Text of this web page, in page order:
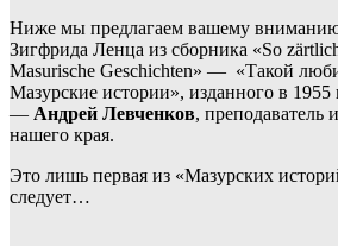
Ниже мы предлагаем вашему вниманию
Зигфрида Ленца из сборника «So
Masurische Geschichten» — «Такой
Мазурские истории», изданного в 1955
— Андрей Левченков, преподаватель
нашего края.
Это лишь первая из «Мазурских
следует…